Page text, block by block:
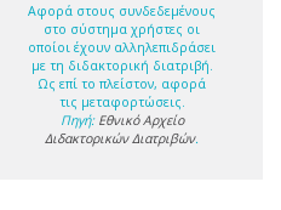
Αφορά στους συνδεδεμένους
στο σύστημα χρήστες οι
οποίοι έχουν αλληλεπιδράσει
με τη διδακτορική διατριβή.
Ως επί το πλείστον, αφορά
τις μεταφορτώσεις.
Πηγή: Εθνικό Αρχείο
Διδακτορικών Διατριβών.